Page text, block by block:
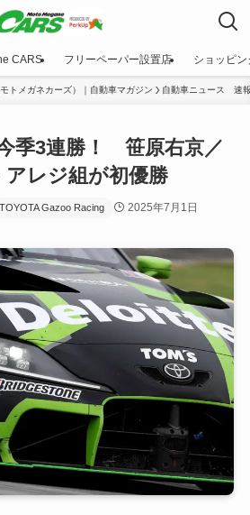
CARS フリーペーパー設置店 ショッピン
トメガネカーズ）｜自動車マガジン 自動車ニュース 速
季3連勝！ 笹原右京／
レジ組が初優勝
TOYOTA Gazoo Racing 2025年7月1日